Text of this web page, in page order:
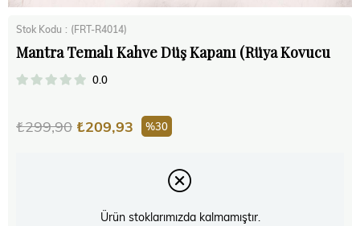
Stok Kodu (FRT-R4014)
Mantra Temalı Kahve Düş Kapanı (Rüya Kovucu
0.0
₺299,90 ₺209,93 30
Ürün stoklarımızda kalmamıştır.